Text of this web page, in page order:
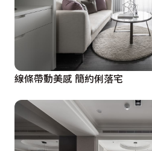
線條帶動美感 簡約俐落宅